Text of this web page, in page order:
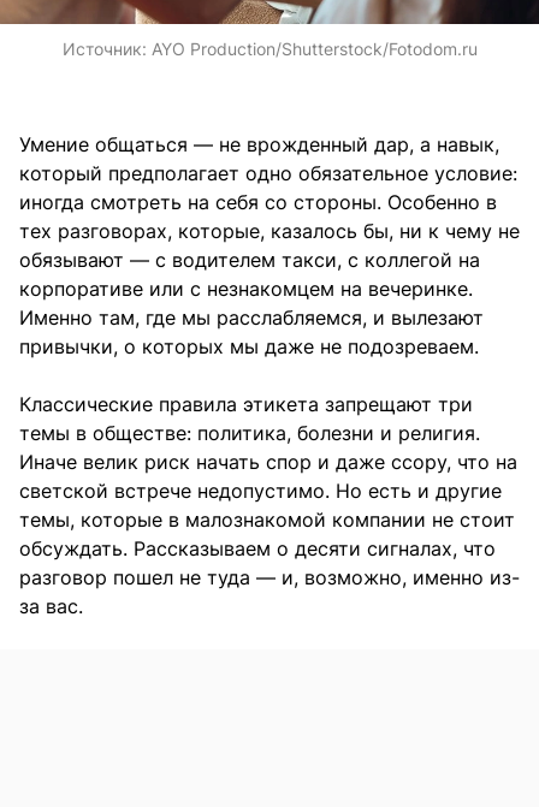
Источник: AYO Production/Shutterstock/Fotodom.ru
Умение общаться — не врожденный дар, а навык,
который предполагает одно обязательное условие:
иногда смотреть на себя со стороны. Особенно в
тех разговорах, которые, казалось бы, ни к чему не
обязывают — с водителем такси, с коллегой на
корпоративе или с незнакомцем на вечеринке.
Именно там, где мы расслабляемся, и вылезают
привычки, о которых мы даже не подозреваем.
Классические правила этикета запрещают три
темы в обществе: политика, болезни и религия.
Иначе велик риск начать спор и даже ссору, что на
светской встрече недопустимо. Но есть и другие
темы, которые в малознакомой компании не стоит
обсуждать. Рассказываем о десяти сигналах, что
разговор пошел не туда — и, возможно, именно из-
за вас.